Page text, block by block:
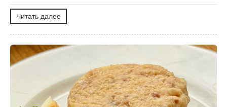
Читать далее